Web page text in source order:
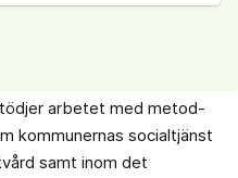
arbetet med metod-
kommunernas socialtjänst
samt inom det